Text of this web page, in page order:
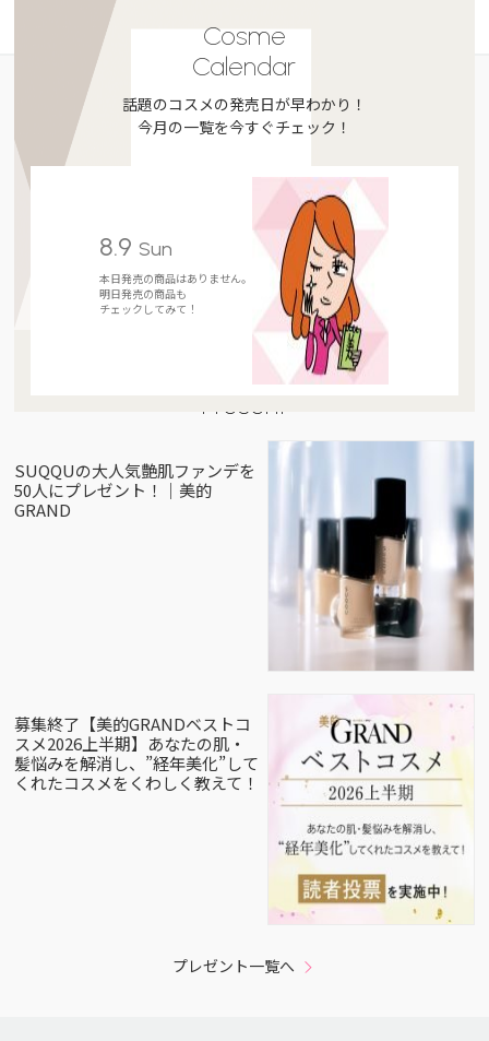
Cosme
Calendar
話題のコスメの発売日が早わかり！
今月の一覧を今すぐチェック！
8.9 Sun
本日発売の商品はありません。
明日発売の商品も
チェックしてみて！
Present
SUQQUの大人気艶肌ファンデを
50人にプレゼント！｜美的
GRAND
募集終了【美的GRANDベストコ
スメ2026上半期】あなたの肌・
髪悩みを解消し、”経年美化”して
くれたコスメをくわしく教えて！
プレゼント一覧へ